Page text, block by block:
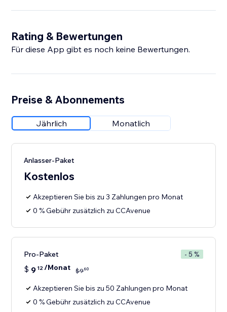
Rating & Bewertungen
Für diese App gibt es noch keine Bewertungen.
Preise & Abonnements
Jährlich Monatlich
Anlasser-Paket
Kostenlos
Akzeptieren Sie bis zu 3 Zahlungen pro Monat
0 % Gebühr zusätzlich zu CCAvenue
Pro-Paket - 5 %
$ 9 12/Monat $960
Akzeptieren Sie bis zu 50 Zahlungen pro Monat
0 % Gebühr zusätzlich zu CCAvenue